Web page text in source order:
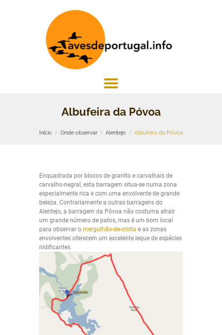
Albufeira da Póvoa
Início Onde observar Alentejo Albufeira da Póvoa
Enquadrada por blocos de granito e carvalhais de
carvalho-negral, esta barragem situa-se numa zona
especialmente rica e com uma envolvente de grande
beleza. Contrariamente a outras barragens do
Alentejo, a barragem da Póvoa não costuma atrair
um grande número de patos, mas é um bom local
para observar o mergulhão-de-crista e as zonas
envolventes oferecem um excelente leque de espécies
nidificantes.